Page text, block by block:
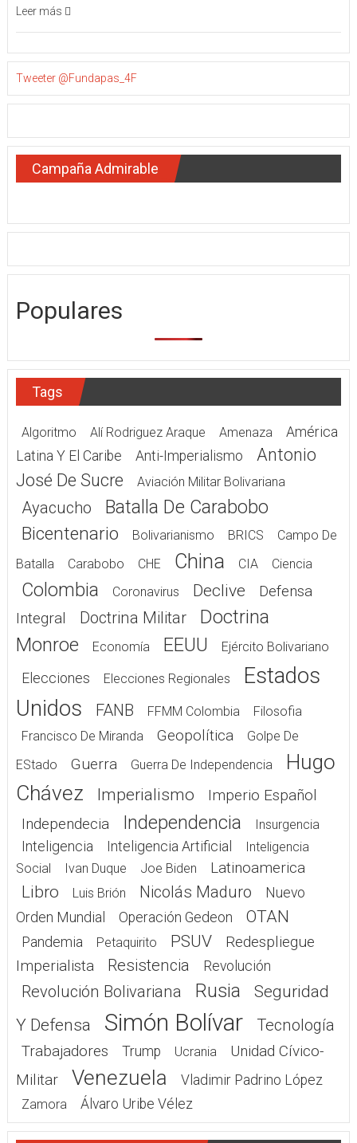
Leer más
Tweeter @Fundapas_4F
Campaña Admirable
Populares
Tags
Algoritmo Alí Rodriguez Araque Amenaza
América
Latina Y El Caribe
Anti-Imperialismo
Antonio
José De Sucre
Aviación Militar Bolivariana
Ayacucho Batalla De Carabobo
Bicentenario Bolivarianismo BRICS
Campo De
Batalla
Carabobo CHE China CIA Ciencia
Colombia Coronavirus Declive
Defensa
Integral
Doctrina Militar
Doctrina
Monroe
Economía EEUU Ejército Bolivariano
Elecciones Elecciones Regionales
Estados
Unidos
FANB FFMM Colombia
Filosofia
Francisco De Miranda
Geopolítica
Golpe De
EStado
Guerra Guerra De Independencia
Hugo
Chávez
Imperialismo
Imperio Español
Independecia
Independencia Insurgencia
Inteligencia Inteligencia Artificial
Inteligencia
Social
Ivan Duque Joe Biden Latinoamerica
Libro Luis Brión Nicolás Maduro
Nuevo
Orden Mundial
Operación Gedeon OTAN
Pandemia Petaquirito PSUV
Redespliegue
Imperialista
Resistencia Revolución
Revolución Bolivariana Rusia
Seguridad
Y Defensa
Simón Bolívar Tecnología
Trabajadores Trump Ucrania
Unidad Cívico-
Militar
Venezuela Vladimir Padrino López
Zamora Álvaro Uribe Vélez